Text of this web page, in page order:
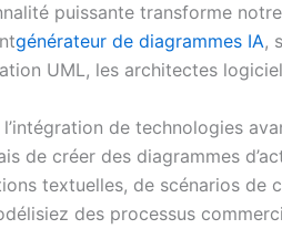
puissante transforme
générateur de diagrammes IA,
UML, les architectes
l’intégration de technologies
de créer des diagrammes
textuelles, de scénarios de
des processus